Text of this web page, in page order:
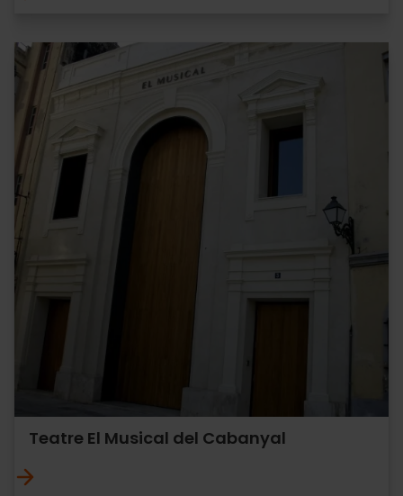
Teatre El Musical del Cabanyal